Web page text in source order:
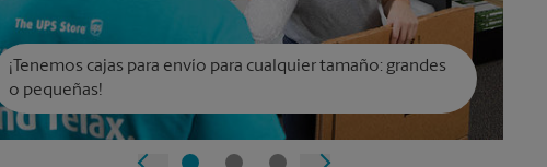
¡Tenemos cajas para envío para cualquier tamaño: grandes
o pequeñas!